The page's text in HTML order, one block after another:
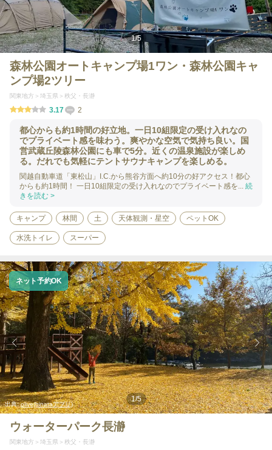
1/5
森林公園オートキャンプ場1ワン・森林公園キャ
ンプ場2ツリー
関東地方 埼玉県 秩父・長瀞
3.17 2
都心からも約1時間の好立地。一日10組限定の受け入れなの
でプライベート感を味わう。爽やかな空気で気持ち良い。国
営武蔵丘陵森林公園にも車で5分。近くの温泉施設が楽しめ
る。だれでも気軽にテントサウナキャンプを楽しめる。
関越自動車道「東松山」I.C.から熊谷方面へ約10分の好アクセス！都心
からも約1時間！ 一日10組限定の受け入れなのでプライベート感を... 続
きを読む >
キャンプ 林間 土 天体観測・星空 ペットOK
水洗トイレ スーパー
出典:olive(hinataアプリ)
1/5
ネット予約OK
ウォーターパーク長瀞
関東地方 埼玉県 秩父・長瀞